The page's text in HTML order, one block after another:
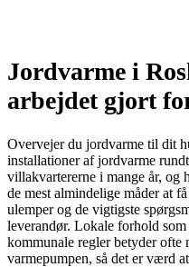
Jordvarme i
arbejdet gjort
Overvejer du jordvarme til dit
installationer af jordvarme
villakvartererne i mange år, og
de mest almindelige måder at
ulemper og de vigtigste
leverandør. Lokale forhold
kommunale regler betyder ofte
varmepumpen, så det er værd